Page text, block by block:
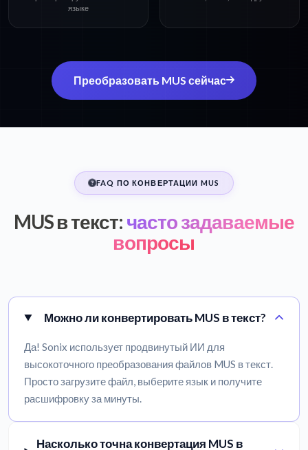
языке
Преобразовать MUS сейчас
FAQ ПО КОНВЕРТАЦИИ MUS
MUS в текст: часто задаваемые
вопросы
Можно ли конвертировать MUS в текст?
Да! Sonix использует продвинутый ИИ для
высокоточного преобразования файлов MUS в текст.
Просто загрузите файл, выберите язык и получите
расшифровку за минуты.
Насколько точна конвертация MUS в